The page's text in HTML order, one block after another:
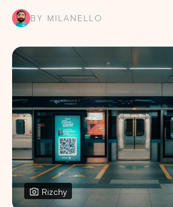
BY MILANELLO
Rizchy